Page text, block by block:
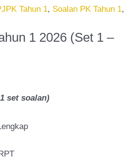
Tahun 1, Soalan PK Tahun 1,
1 2026 (Set 1 –
set soalan)